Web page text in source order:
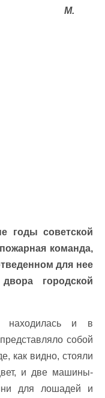
М.
годы советской
команда,
для нее
городской
и в
собой
как видно, стояли
и две машины-
для лошадей и